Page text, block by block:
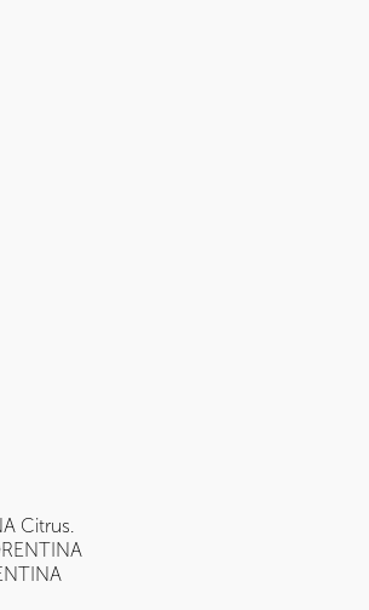
Citrus.